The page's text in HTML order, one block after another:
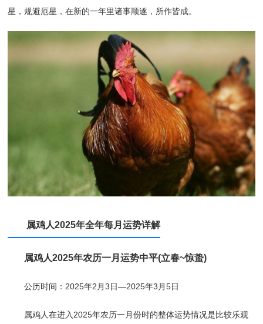
星，规避厄星，在新的一年里诸事顺遂，所作皆成。
属鸡人2025年全年每月运势详解
属鸡人2025年农历一月运势中平(立春~惊蛰)
公历时间：2025年2月3日—2025年3月5日
属鸡人在进入2025年农历一月份时的整体运势情况是比较乐观